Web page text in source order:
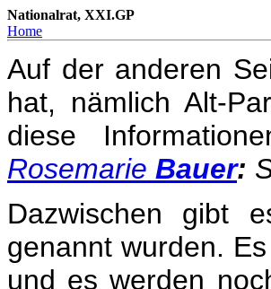
Nationalrat, XXI.GP
Home
Auf der anderen
hat, nämlich Alt-
diese
Rosemarie Bauer:
Dazwischen gibt
genannt wurden.
und es werden